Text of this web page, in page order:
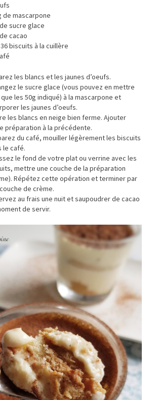
de mascarpone
sucre glace
cacao
36 biscuits à la cuillère
les blancs et les jaunes d’oeufs.
le sucre glace (vous pouvez en mettre
les 50g indiqué) à la mascarpone et
les jaunes d’oeufs.
les blancs en neige bien ferme. Ajouter
préparation à la précédente.
du café, mouiller légèrement les biscuits
le café.
le fond de votre plat ou verrine avec les
mettre une couche de la préparation
Répétez cette opération et terminer par
de crème.
au frais une nuit et saupoudrer de cacao
de servir.